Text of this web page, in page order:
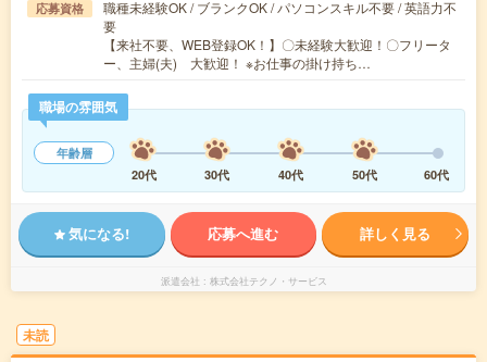
応募資格
職種未経験OK / ブランクOK / パソコンスキル不要 / 英語力不
要
【来社不要、WEB登録OK！】〇未経験大歓迎！〇フリータ
ー、主婦(夫) 大歓迎！ ※お仕事の掛け持ち…
職場の雰囲気
年齢層
20代
30代 40代 50代 60代
気になる! 応募へ進む 詳しく見る
派遣会社 株式会社テクノ・サービス
未読